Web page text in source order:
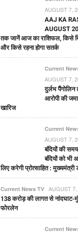
AUGUST 7,
AAJ KA
AUGUST
तक जानें आज का राशिफल, किसे
और किसे रहना होगा सतर्क
Current
AUGUST 7,
दुर्लभ
आरोपी की
खारिज
Current
AUGUST 7,
बंदियों की समय
बंदियों को
लिए करेगी प्रोत्साहित : मुख्यमंत्री
Current News TV AUGUST
138 करोड़ की लागत से नांदघाट-
फोरलेन
Current